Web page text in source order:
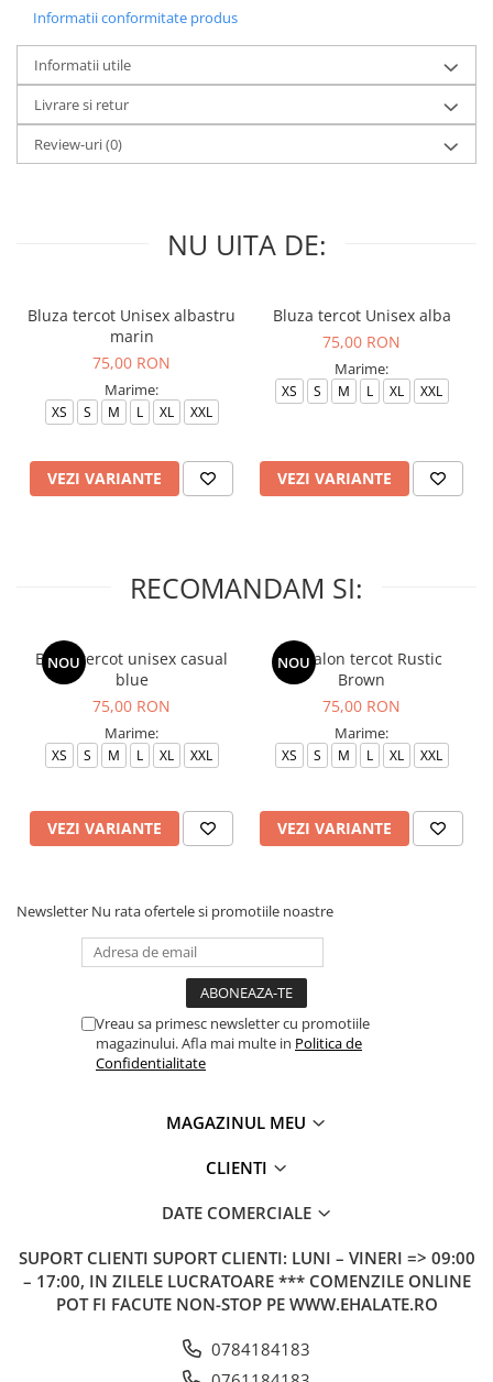
Informatii conformitate produs
Informatii utile
Livrare si retur
Review-uri(0)
NU UITA DE:
Bluza tercot Unisex albastru
marin
75,00 RON
Marime:
XS S M L XL XXL
VEZI VARIANTE
Bluza tercot Unisex alba
75,00 RON
Marime:
XS S M L XL XXL
VEZI VARIANTE
RECOMANDAM SI:
NOU
Bluza tercot unisex casual
blue
75,00 RON
Marime:
XS S M L XL XXL
VEZI VARIANTE
NOU
Pantalon tercot Rustic
Brown
75,00 RON
Marime:
XS S M L XL XXL
VEZI VARIANTE
Newsletter Nu rata ofertele si promotiile noastre
Vreau sa primesc newsletter cu promotiile
magazinului. Afla mai multe in Politica de
Confidentialitate
MAGAZINUL MEU
CLIENTI
DATE COMERCIALE
SUPORT CLIENTI SUPORT CLIENTI: LUNI – VINERI => 09:00
– 17:00, IN ZILELE LUCRATOARE *** COMENZILE ONLINE
POT FI FACUTE NON-STOP PE WWW.EHALATE.RO
0784184183